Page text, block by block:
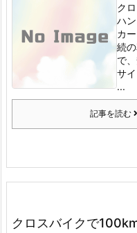
ク
ハ
カ
続
で
サ
...
記事を読む
クロスバイクで